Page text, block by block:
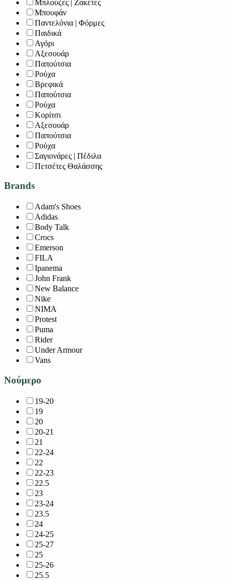
Μπλούζες | Ζακέτες
Μπουφάν
Παντελόνια | Φόρμες
Παιδικά
Αγόρι
Αξεσουάρ
Παπούτσια
Ρούχα
Βρεφικά
Παπούτσια
Ρούχα
Κορίτσι
Αξεσουάρ
Παπούτσια
Ρούχα
Σαγιονάρες | Πέδιλα
Πετσέτες Θαλάσσης
Brands
Adam's Shoes
Adidas
Body Talk
Crocs
Emerson
FILA
Ipanema
John Frank
New Balance
Nike
NIMA
Protest
Puma
Rider
Under Armour
Vans
Νούμερο
19-20
19
20
20-21
21
22-24
22
22-23
22.5
23
23-24
23.5
24
24-25
25-27
25
25-26
25.5